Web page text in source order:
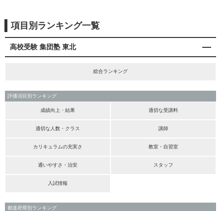
項目別ランキング一覧
高校受験 集団塾 東北
総合ランキング
評価項目別ランキング
成績向上・結果 適切な受講料
適切な人数・クラス 講師
カリキュラムの充実さ 教室・自習室
通いやすさ・治安 スタッフ
入試情報
都道府県別ランキング